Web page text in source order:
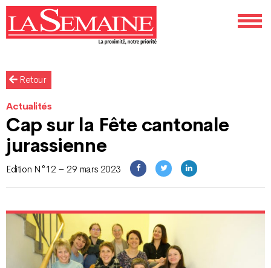
Retour
Actualités
Cap sur la Fête cantonale
jurassienne
Edition N°12 – 29 mars 2023